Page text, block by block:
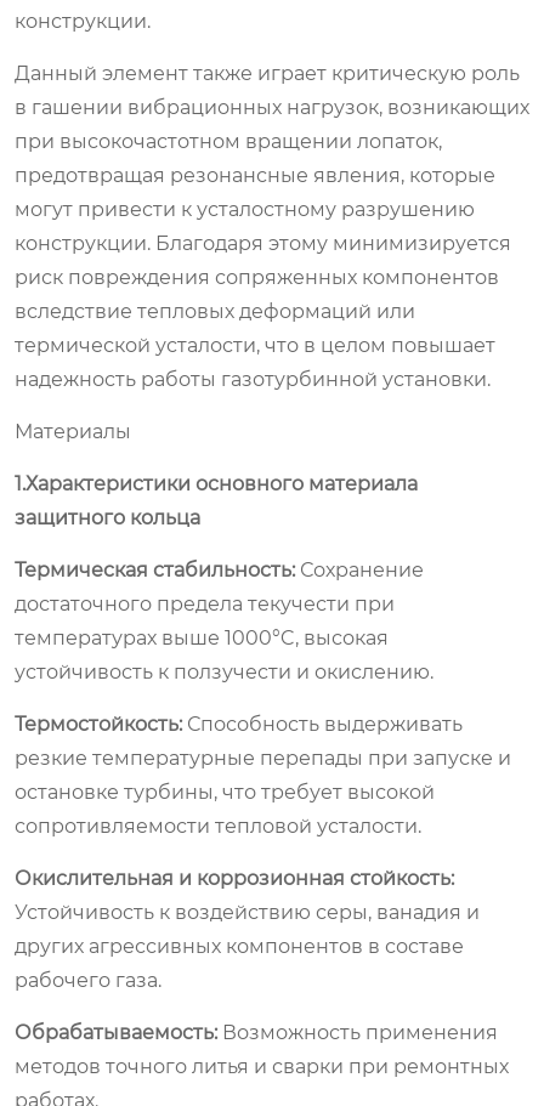
конструкции.
Данный элемент также играет критическую роль
в гашении вибрационных нагрузок, возникающих
при высокочастотном вращении лопаток,
предотвращая резонансные явления, которые
могут привести к усталостному разрушению
конструкции. Благодаря этому минимизируется
риск повреждения сопряженных компонентов
вследствие тепловых деформаций или
термической усталости, что в целом повышает
надежность работы газотурбинной установки.
Материалы
1.Характеристики основного материала
защитного кольца
Термическая стабильность: Сохранение
достаточного предела текучести при
температурах выше 1000°C, высокая
устойчивость к ползучести и окислению.
Термостойкость: Способность выдерживать
резкие температурные перепады при запуске и
остановке турбины, что требует высокой
сопротивляемости тепловой усталости.
Окислительная и коррозионная стойкость:
Устойчивость к воздействию серы, ванадия и
других агрессивных компонентов в составе
рабочего газа.
Обрабатываемость: Возможность применения
методов точного литья и сварки при ремонтных
работах.